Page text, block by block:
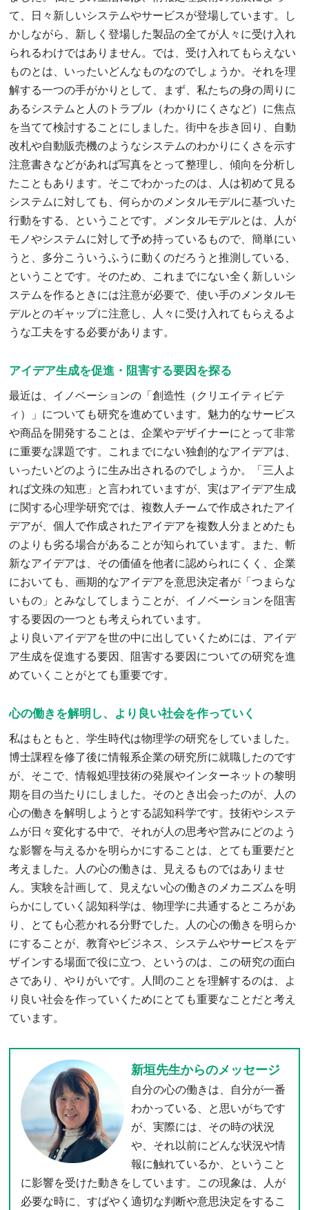
て、日々新しいシステムやサービスが登場しています。し
かしながら、新しく登場した製品の全てが人々に受け入れ
られるわけではありません。では、受け入れてもらえない
ものとは、いったいどんなものなのでしょうか。それを理
解する一つの手がかりとして、まず、私たちの身の周りに
あるシステムと人のトラブル（わかりにくさなど）に焦点
を当てて検討することにしました。街中を歩き回り、自動
改札や自動販売機のようなシステムのわかりにくさを示す
注意書きなどがあれば写真をとって整理し、傾向を分析し
たこともあります。そこでわかったのは、人は初めて見る
システムに対しても、何らかのメンタルモデルに基づいた
行動をする、ということです。メンタルモデルとは、人が
モノやシステムに対して予め持っているもので、簡単にい
うと、多分こういうふうに動くのだろうと推測している、
ということです。そのため、これまでにない全く新しいシ
ステムを作るときには注意が必要で、使い手のメンタルモ
デルとのギャップに注意し、人々に受け入れてもらえるよ
うな工夫をする必要があります。
アイデア生成を促進・阻害する要因を探る
最近は、イノベーションの「創造性（クリエイティビテ
ィ）」についても研究を進めています。魅力的なサービス
や商品を開発することは、企業やデザイナーにとって非常
に重要な課題です。これまでにない独創的なアイデアは、
いったいどのように生み出されるのでしょうか。「三人よ
れば文殊の知恵」と言われていますが、実はアイデア生成
に関する心理学研究では、複数人チームで作成されたアイ
デアが、個人で作成されたアイデアを複数人分まとめたも
のよりも劣る場合があることが知られています。また、斬
新なアイデアは、その価値を他者に認められにくく、企業
においても、画期的なアイデアを意思決定者が「つまらな
いもの」とみなしてしまうことが、イノベーションを阻害
する要因の一つとも考えられています。
より良いアイデアを世の中に出していくためには、アイデ
ア生成を促進する要因、阻害する要因についての研究を進
めていくことがとても重要です。
心の働きを解明し、より良い社会を作っていく
私はもともと、学生時代は物理学の研究をしていました。
博士課程を修了後に情報系企業の研究所に就職したのです
が、そこで、情報処理技術の発展やインターネットの黎明
期を目の当たりにしました。そのとき出会ったのが、人の
心の働きを解明しようとする認知科学です。技術やシステ
ムが日々変化する中で、それが人の思考や営みにどのよう
な影響を与えるかを明らかにすることは、とても重要だと
考えました。人の心の働きは、見えるものではありませ
ん。実験を計画して、見えない心の働きのメカニズムを明
らかにしていく認知科学は、物理学に共通するところがあ
り、とても心惹かれる分野でした。人の心の働きを明らか
にすることが、教育やビジネス、システムやサービスをデ
ザインする場面で役に立つ、というのは、この研究の面白
さであり、やりがいです。人間のことを理解するのは、よ
り良い社会を作っていくためにとても重要なことだと考え
ています。
新垣先生からのメッセージ
自分の心の働きは、自分が一番
わかっている、と思いがちです
が、実際には、その時の状況
や、それ以前にどんな状況や情
報に触れているか、ということ
に影響を受けた動きをしています。この現象は、人が
必要な時に、すばやく適切な判断や意思決定をするこ